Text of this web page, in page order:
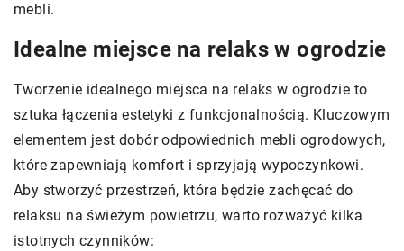
mebli.
Idealne miejsce na relaks w ogrodzie
Tworzenie idealnego miejsca na relaks w ogrodzie to
sztuka łączenia estetyki z funkcjonalnością. Kluczowym
elementem jest dobór odpowiednich mebli ogrodowych,
które zapewniają komfort i sprzyjają wypoczynkowi.
Aby stworzyć przestrzeń, która będzie zachęcać do
relaksu na świeżym powietrzu, warto rozważyć kilka
istotnych czynników: